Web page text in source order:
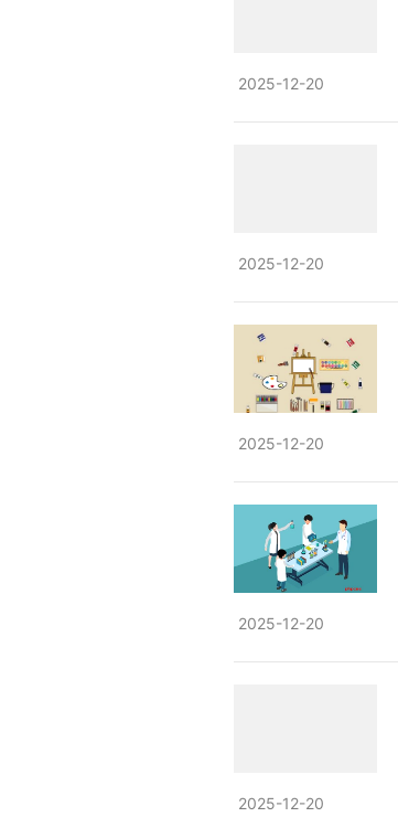
2025-12-20
2025-12-20
2025-12-20
2025-12-20
2025-12-20